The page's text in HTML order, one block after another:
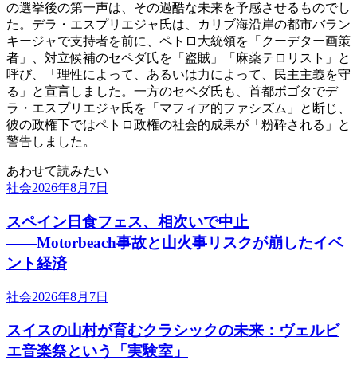
の選挙後の第一声は、その過酷な未来を予感させるものでし
た。デラ・エスプリエジャ氏は、カリブ海沿岸の都市バラン
キージャで支持者を前に、ペトロ大統領を「クーデター画策
者」、対立候補のセペダ氏を「盗賊」「麻薬テロリスト」と
呼び、「理性によって、あるいは力によって、民主主義を守
る」と宣言しました。一方のセペダ氏も、首都ボゴタでデ
ラ・エスプリエジャ氏を「マフィア的ファシズム」と断じ、
彼の政権下ではペトロ政権の社会的成果が「粉砕される」と
警告しました。
あわせて読みたい
社会2026年8月7日
スペイン日食フェス、相次いで中止
――Motorbeach事故と山火事リスクが崩したイベ
ント経済
社会2026年8月7日
スイスの山村が育むクラシックの未来：ヴェルビ
エ音楽祭という「実験室」